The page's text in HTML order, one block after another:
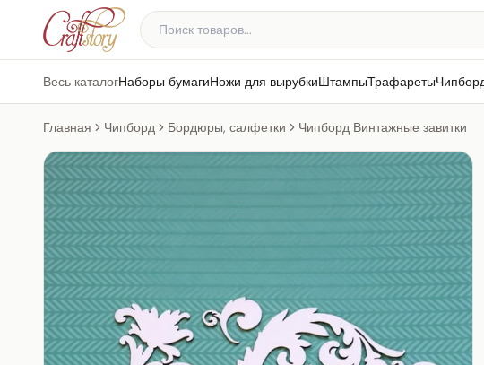
Весь каталогНаборы бумагиНожи для вырубкиШтампыТрафареты
Главная Чипборд Бордюры, салфетки Чипборд Винтажные завитки